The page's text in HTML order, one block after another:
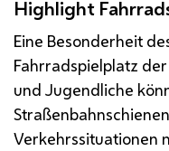
Highlight
Eine Besonderheit
Fahrradspielplatz
und Jugendliche
Verkehrssituationen